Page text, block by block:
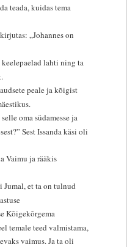
teada, kuidas tema
„Johannes on
lahti ning ta
peale ja kõigist
oma südamesse ja
Sest Issanda käsi oli
Vaimu ja rääkis
Jumal, et ta on tulnud
Kõigekõrgema
temale teed valmistama,
vaimus. Ja ta oli